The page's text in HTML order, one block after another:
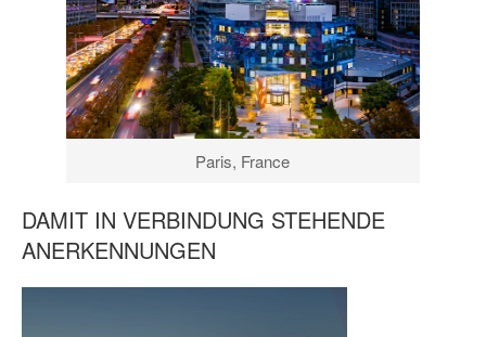
Paris, France
DAMIT IN VERBINDUNG STEHENDE
ANERKENNUNGEN